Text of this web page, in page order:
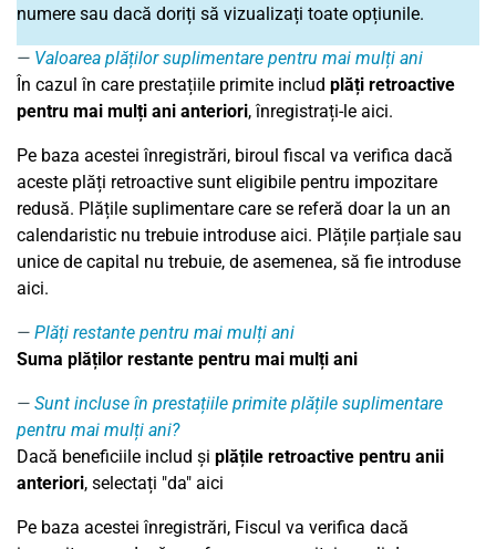
numere sau dacă doriți să vizualizați toate opțiunile.
Valoarea plăților suplimentare pentru mai mulți ani
În cazul în care prestațiile primite includ plăți retroactive
pentru mai mulți ani anteriori, înregistrați-le aici.
Pe baza acestei înregistrări, biroul fiscal va verifica dacă
aceste plăți retroactive sunt eligibile pentru impozitare
redusă. Plățile suplimentare care se referă doar la un an
calendaristic nu trebuie introduse aici. Plățile parțiale sau
unice de capital nu trebuie, de asemenea, să fie introduse
aici.
Plăți restante pentru mai mulți ani
Suma plăților restante pentru mai mulți ani
Sunt incluse în prestațiile primite plățile suplimentare
pentru mai mulți ani?
Dacă beneficiile includ și plățile retroactive pentru anii
anteriori, selectați "da" aici
Pe baza acestei înregistrări, Fiscul va verifica dacă